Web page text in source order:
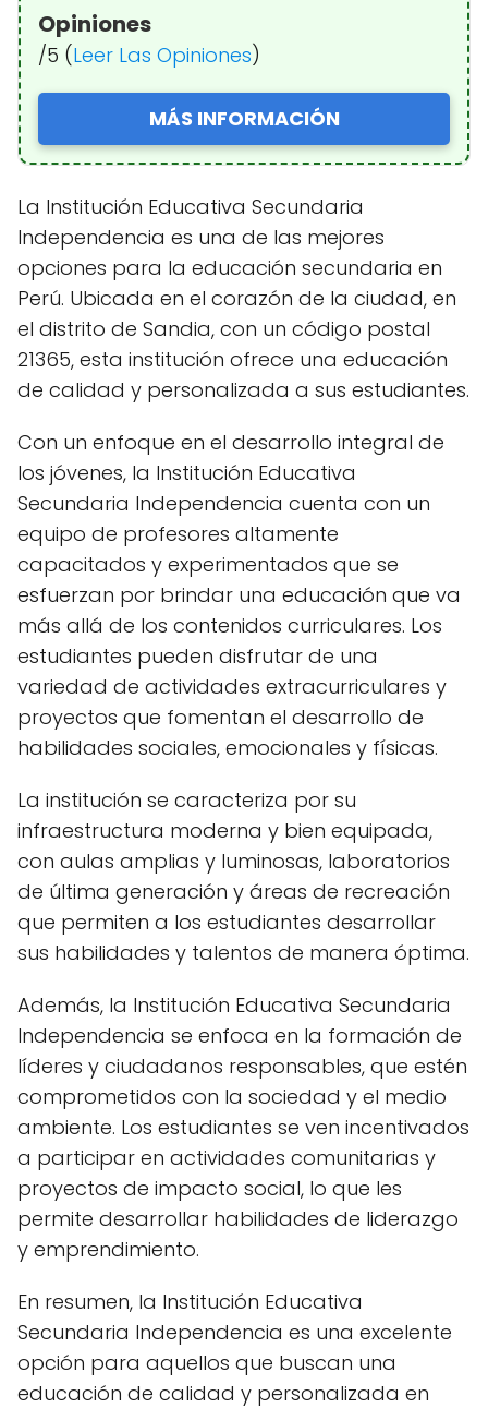
Opiniones
/5 (Leer Las Opiniones)
MÁS INFORMACIÓN
La Institución Educativa Secundaria
Independencia es una de las mejores
opciones para la educación secundaria en
Perú. Ubicada en el corazón de la ciudad, en
el distrito de Sandia, con un código postal
21365, esta institución ofrece una educación
de calidad y personalizada a sus estudiantes.
Con un enfoque en el desarrollo integral de
los jóvenes, la Institución Educativa
Secundaria Independencia cuenta con un
equipo de profesores altamente
capacitados y experimentados que se
esfuerzan por brindar una educación que va
más allá de los contenidos curriculares. Los
estudiantes pueden disfrutar de una
variedad de actividades extracurriculares y
proyectos que fomentan el desarrollo de
habilidades sociales, emocionales y físicas.
La institución se caracteriza por su
infraestructura moderna y bien equipada,
con aulas amplias y luminosas, laboratorios
de última generación y áreas de recreación
que permiten a los estudiantes desarrollar
sus habilidades y talentos de manera óptima.
Además, la Institución Educativa Secundaria
Independencia se enfoca en la formación de
líderes y ciudadanos responsables, que estén
comprometidos con la sociedad y el medio
ambiente. Los estudiantes se ven incentivados
a participar en actividades comunitarias y
proyectos de impacto social, lo que les
permite desarrollar habilidades de liderazgo
y emprendimiento.
En resumen, la Institución Educativa
Secundaria Independencia es una excelente
opción para aquellos que buscan una
educación de calidad y personalizada en